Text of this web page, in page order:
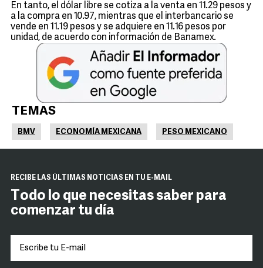
En tanto, el dólar libre se cotiza a la venta en 11.29 pesos y
a la compra en 10.97, mientras que el interbancario se
vende en 11.19 pesos y se adquiere en 11.16 pesos por
unidad, de acuerdo con información de Banamex.
TEMAS
BMV ECONOMÍA MEXICANA PESO MEXICANO
RECIBE LAS ÚLTIMAS NOTICIAS EN TU E-MAIL
Todo lo que necesitas saber para
comenzar tu día